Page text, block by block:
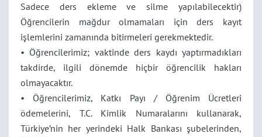
Sadece ders ekleme ve silme yapılabilecektir)
Öğrencilerin mağdur olmamaları için ders kayıt
işlemlerini zamanında bitirmeleri gerekmektedir.
• Öğrencilerimiz; vaktinde ders kaydı yaptırmadıkları
takdirde, ilgili dönemde hiçbir öğrencilik hakları
olmayacaktır.
• Öğrencilerimiz, Katkı Payı / Öğrenim Ücretleri
ödemelerini, T.C. Kimlik Numaralarını kullanarak,
Türkiye’nin her yerindeki Halk Bankası şubelerinden,